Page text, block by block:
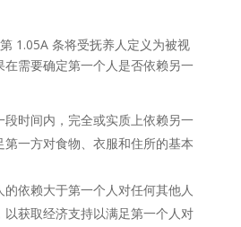
1.05A 条将受抚养人定义为被视
在需要确定第一个人是否依赖另一
时间内，完全或实质上依赖另一
一方对食物、衣服和住所的基本
依赖大于第一个人对任何其他人
获取经济支持以满足第一个人对